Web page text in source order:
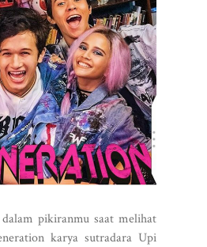
pikiranmu saat melihat
karya sutradara Upi